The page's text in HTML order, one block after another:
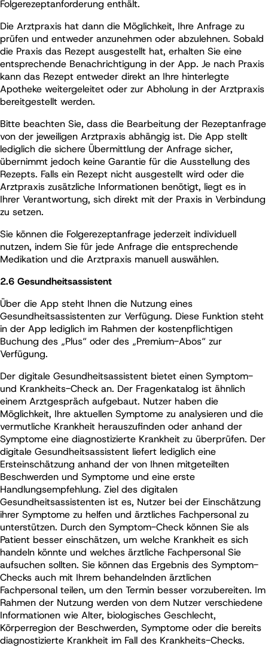
Folgerezeptanforderung enthält.
Die Arztpraxis hat dann die Möglichkeit, Ihre Anfrage zu
prüfen und entweder anzunehmen oder abzulehnen. Sobald
die Praxis das Rezept ausgestellt hat, erhalten Sie eine
entsprechende Benachrichtigung in der App. Je nach Praxis
kann das Rezept entweder direkt an Ihre hinterlegte
Apotheke weitergeleitet oder zur Abholung in der Arztpraxis
bereitgestellt werden.
Bitte beachten Sie, dass die Bearbeitung der Rezeptanfrage
von der jeweiligen Arztpraxis abhängig ist. Die App stellt
lediglich die sichere Übermittlung der Anfrage sicher,
übernimmt jedoch keine Garantie für die Ausstellung des
Rezepts. Falls ein Rezept nicht ausgestellt wird oder die
Arztpraxis zusätzliche Informationen benötigt, liegt es in
Ihrer Verantwortung, sich direkt mit der Praxis in Verbindung
zu setzen.
Sie können die Folgerezeptanfrage jederzeit individuell
nutzen, indem Sie für jede Anfrage die entsprechende
Medikation und die Arztpraxis manuell auswählen.
2.6 Gesundheitsassistent
Über die App steht Ihnen die Nutzung eines
Gesundheitsassistenten zur Verfügung. Diese Funktion steht
in der App lediglich im Rahmen der kostenpflichtigen
Buchung des „Plus“ oder des „Premium-Abos“ zur
Verfügung.
Der digitale Gesundheitsassistent bietet einen Symptom-
und Krankheits-Check an. Der Fragenkatalog ist ähnlich
einem Arztgespräch aufgebaut. Nutzer haben die
Möglichkeit, Ihre aktuellen Symptome zu analysieren und die
vermutliche Krankheit herauszufinden oder anhand der
Symptome eine diagnostizierte Krankheit zu überprüfen. Der
digitale Gesundheitsassistent liefert lediglich eine
Ersteinschätzung anhand der von Ihnen mitgeteilten
Beschwerden und Symptome und eine erste
Handlungsempfehlung. Ziel des digitalen
Gesundheitsassistenten ist es, Nutzer bei der Einschätzung
ihrer Symptome zu helfen und ärztliches Fachpersonal zu
unterstützen. Durch den Symptom-Check können Sie als
Patient besser einschätzen, um welche Krankheit es sich
handeln könnte und welches ärztliche Fachpersonal Sie
aufsuchen sollten. Sie können das Ergebnis des Symptom-
Checks auch mit Ihrem behandelnden ärztlichen
Fachpersonal teilen, um den Termin besser vorzubereiten. Im
Rahmen der Nutzung werden von dem Nutzer verschiedene
Informationen wie Alter, biologisches Geschlecht,
Körperregion der Beschwerden, Symptome oder die bereits
diagnostizierte Krankheit im Fall des Krankheits-Checks.